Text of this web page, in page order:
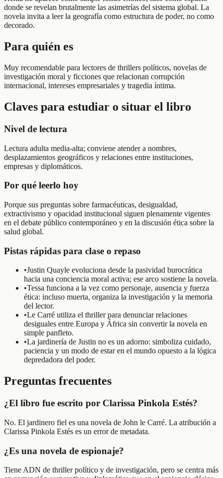
donde se revelan brutalmente las asimetrías del sistema global. La
novela invita a leer la geografía como estructura de poder, no como
decorado.
Para quién es
Muy recomendable para lectores de thrillers políticos, novelas de
investigación moral y ficciones que relacionan corrupción
internacional, intereses empresariales y tragedia íntima.
Claves para estudiar o situar el libro
Nivel de lectura
Lectura adulta media-alta; conviene atender a nombres,
desplazamientos geográficos y relaciones entre instituciones,
empresas y diplomáticos.
Por qué leerlo hoy
Porque sus preguntas sobre farmacéuticas, desigualdad,
extractivismo y opacidad institucional siguen plenamente vigentes
en el debate público contemporáneo y en la discusión ética sobre la
salud global.
Pistas rápidas para clase o repaso
•Justin Quayle evoluciona desde la pasividad burocrática
hacia una conciencia moral activa; ese arco sostiene la novela.
•Tessa funciona a la vez como personaje, ausencia y fuerza
ética: incluso muerta, organiza la investigación y la memoria
del lector.
•Le Carré utiliza el thriller para denunciar relaciones
desiguales entre Europa y África sin convertir la novela en
simple panfleto.
•La jardinería de Justin no es un adorno: simboliza cuidado,
paciencia y un modo de estar en el mundo opuesto a la lógica
depredadora del poder.
Preguntas frecuentes
¿El libro fue escrito por Clarissa Pinkola Estés?
No. El jardinero fiel es una novela de John le Carré. La atribución a
Clarissa Pinkola Estés es un error de metadata.
¿Es una novela de espionaje?
Tiene ADN de thriller político y de investigación, pero se centra más